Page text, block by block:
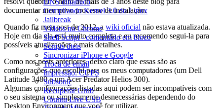
DNS dinâmico
Compilando Kernel 3.0 do Linux
Jailbreak
Vídeos no Chrome
Shell Script - comentário em bloco
Scripts úteis
Sincronizar iPhone e Google
Troca de email
Impressão: CUPS
Subsonic
Recuperar Grub
Ubuntu Live USB
documentar meu novo processo de instalação.
Quando fiz meu post de 2012, a wiki oficial não estava atualizada.
Hoje em dia ela está muito completa e eu recomendo segui-la para
possíveis atualizações e mais detalhes.
Como nos posts anteriores, deixo claro que essas são as
configurações que escolhi para os meus computadores (um Dell
Latitude 3480 e um Acer Predator Helios 300).
Algumas configurações listadas aqui podem ser incompatíveis com
o seu sistema ou simplesmente desnecessárias dependendo do
Desktop Environment que você for utilizar.